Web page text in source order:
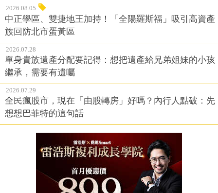
2026.08.05
中正學區、雙捷地王加持！「全陽羅斯福」吸引高資產
族回防北市蛋黃區
2026.07.28
單身貴族遺產分配要記得：想把遺產給兄弟姐妹的小孩
繼承，需要有遺囑
2026.07.29
全民瘋股市，現在「由股轉房」好嗎？內行人點破：先
想想巴菲特的這句話